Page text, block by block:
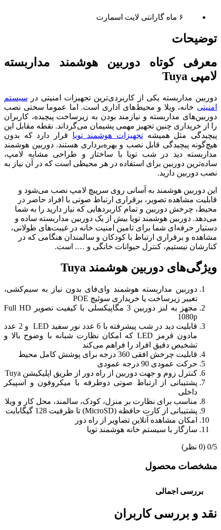
۶ ماه گارانتی لایت اسمارت
توضیحات
معرفی کوتاه دوربین هوشمند مداربسته
لامپی Tuya
دوربین مداربسته یکی از کاربردی‌ترین تجهیزات امنیتی در سیستم
امنیتی خانه، ویلا و محیط‌های اداری است. اما عموما سختی نصب
دوربین‌های مداربسته و نیازمند بودن به زیرساخت پیچیده، کاربران
را از خریداری چنین تجهیز مهمی پشیمان می‌گرداند. نقطه مقابل این
پیچیدگی مثل همیشه تجهیزات هوشمند تویا قرار دارد که بدون
هیچ‌گونه پیچیدگی قابل نصب و بهره‌برداری هستند. دوربین هوشمند
مداربسته دید در شب تویا با ساختار و طراحی مشابه لامپ،
ساده‌ترین دوربین برای استفاده در هر محیطی است که در آن نیاز به
نصب دوربین دارید.
این دوربین هوشمند به آسانی روی سرپیچ لامپ نصب می‌شود و
قابلیت مشاهده تصویر، برقراری ارتباط صوتی با افراد حاضر در
محیط، چرخش دوربین و تمام کاربردهایی که نیاز دارید را به شما
می‌دهد. دوربین هوشمند تویا بیش از یک دوربین مداربسته ساده و
دستیار حرفه‌ای شما برای تامین امنیت خانه در غیبت‌های طولانی،
مشاهده و برقراری ارتباط با کودکان و سالمندان هنگامی که در
کنارشان نیستیم، کنترل حیوانات خانگی و …. است.
ویژگی‌های دوربین هوشمند Tuya
دوربین مداربسته هوشمند وای‌فای بدون نیاز به سیم‌کشی،
تغییر زیرساخت یا خریداری سوئیچ POE
مجهز به لنز دوربین 3 مگاپیکسلی با کیفیت تصویر Full HD
1080p
قابلیت دید در شب پیشرفته با 6 عدد نور سفید LED و 2 عدد
مادون قرمز LED که امکان نظارت شبانه با وضوح بالا و
تشخیص دقیق افراد را فراهم می‌کند
قابلیت چرخش افقی 360 درجه برای پوشش کامل محیط
حرکت عمودی 90 درجه عمودی
کنترل زوم و جهت دوربین از راه دور از طریق اپلیکیشن Tuya
پشتیبانی از ارتباط صوتی دوطرفه با میکروفون و اسپیکر
داخلی
مناسب برای نظارت بر منزل، کودک، سالمند، محل کار و ویلا
پشتیبانی از کارت حافظه (MicroSD) تا ظرفیت 128 گیگابایت
امکان مشاهده آنلاین تصاویر از راه دور
سازگار با سیستم خانه هوشمند تویا
‫0/5 ‫(0 نظر)
مشخصات محصول
بررسی اجمالی
نقد و بررسی کاربران